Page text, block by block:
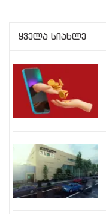
ყველა სიახლე